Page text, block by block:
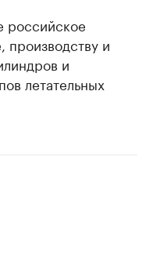
производству и
и
летательных